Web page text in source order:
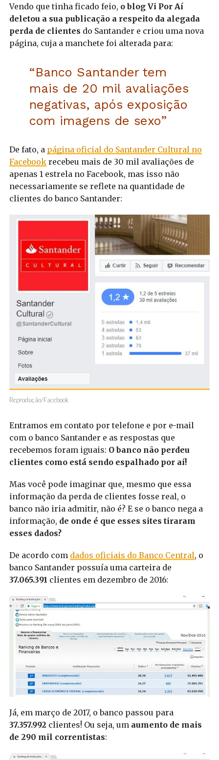
Vendo que tinha ficado feio, o blog Vi Por Aí
deletou a sua publicação a respeito da alegada
perda de clientes do Santander e criou uma nova
página, cuja a manchete foi alterada para:
“Banco Santander tem
mais de 20 mil avaliações
negativas, após exposição
com imagens de sexo”
De fato, a página oficial do Santander Cultural no
Facebookrecebeu mais de 30 mil avaliações de
apenas 1 estrela no Facebook, mas isso não
necessariamente se reflete na quantidade de
clientes do banco Santander:
Reprodução/Facebook
Entramos em contato por telefone e por e-mail
com o banco Santander e as respostas que
recebemos foram iguais: O banco não perdeu
clientes como está sendo espalhado por aí!
Mas você pode imaginar que, mesmo que essa
informação da perda de clientes fosse real, o
banco não iria admitir, não é? E se o banco nega a
informação, de onde é que esses sites tiraram
esses dados?
De acordo com dados oficiais do Banco Central, o
banco Santander possuía uma carteira de
37.065.391 clientes em dezembro de 2016:
Já, em março de 2017, o banco passou para
37.357.992 clientes! Ou seja, um aumento de mais
de 290 mil correntistas: